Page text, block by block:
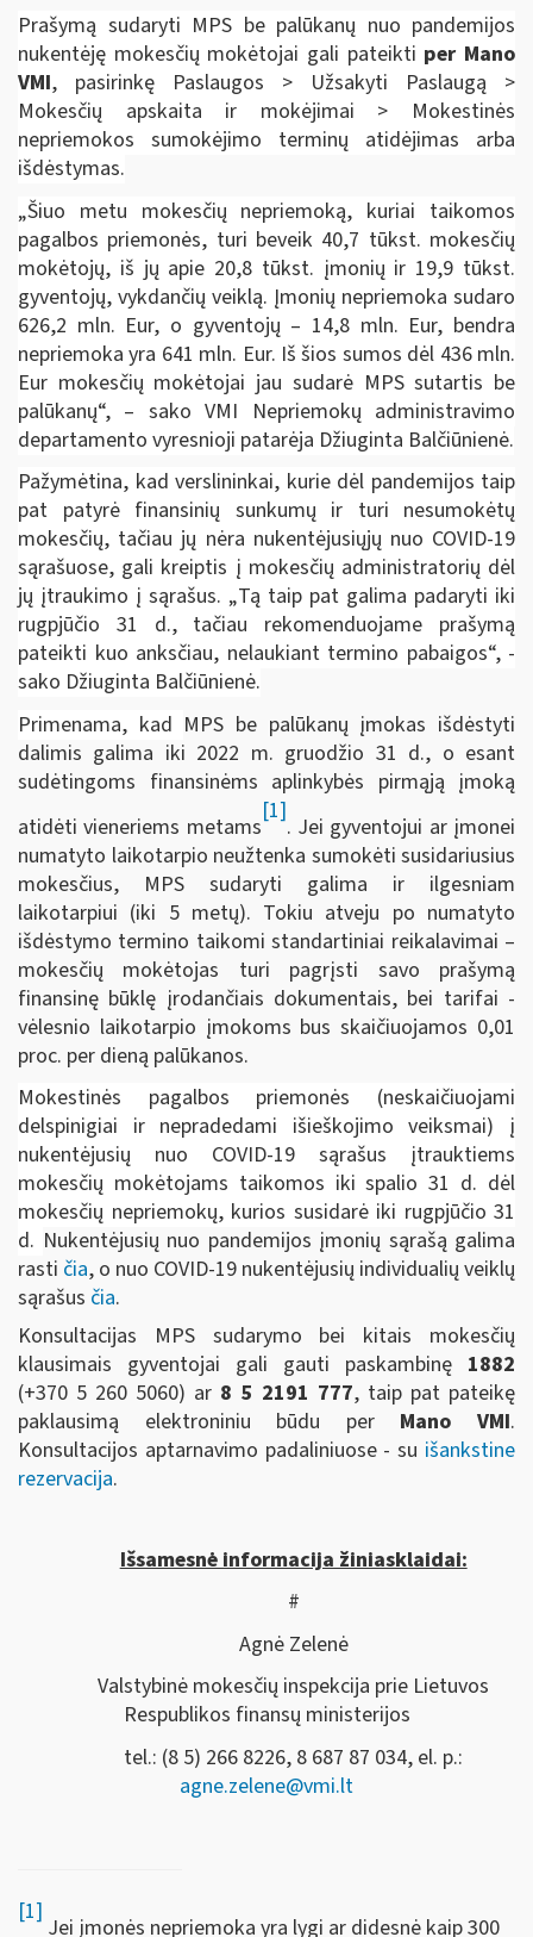
Prašymą sudaryti MPS be palūkanų nuo pandemijos
nukentėję mokesčių mokėtojai gali pateikti per Mano
VMI, pasirinkę Paslaugos > Užsakyti Paslaugą >
Mokesčių apskaita ir mokėjimai > Mokestinės
nepriemokos sumokėjimo terminų atidėjimas arba
išdėstymas.
„Šiuo metu mokesčių nepriemoką, kuriai taikomos
pagalbos priemonės, turi beveik 40,7 tūkst. mokesčių
mokėtojų, iš jų apie 20,8 tūkst. įmonių ir 19,9 tūkst.
gyventojų, vykdančių veiklą. Įmonių nepriemoka sudaro
626,2 mln. Eur, o gyventojų – 14,8 mln. Eur, bendra
nepriemoka yra 641 mln. Eur. Iš šios sumos dėl 436 mln.
Eur mokesčių mokėtojai jau sudarė MPS sutartis be
palūkanų“, – sako VMI Nepriemokų administravimo
departamento vyresnioji patarėja Džiuginta Balčiūnienė.
Pažymėtina, kad verslininkai, kurie dėl pandemijos taip
pat patyrė finansinių sunkumų ir turi nesumokėtų
mokesčių, tačiau jų nėra nukentėjusiųjų nuo COVID-19
sąrašuose, gali kreiptis į mokesčių administratorių dėl
jų įtraukimo į sąrašus. „Tą taip pat galima padaryti iki
rugpjūčio 31 d., tačiau rekomenduojame prašymą
pateikti kuo anksčiau, nelaukiant termino pabaigos“, -
sako Džiuginta Balčiūnienė.
Primenama, kad MPS be palūkanų įmokas išdėstyti
dalimis galima iki 2022 m. gruodžio 31 d., o esant
sudėtingoms finansinėms aplinkybės pirmąją įmoką
atidėti vieneriems metams
[1]
. Jei gyventojui ar įmonei
numatyto laikotarpio neužtenka sumokėti susidariusius
mokesčius, MPS sudaryti galima ir ilgesniam
laikotarpiui (iki 5 metų). Tokiu atveju po numatyto
išdėstymo termino taikomi standartiniai reikalavimai –
mokesčių mokėtojas turi pagrįsti savo prašymą
finansinę būklę įrodančiais dokumentais, bei tarifai -
vėlesnio laikotarpio įmokoms bus skaičiuojamos 0,01
proc. per dieną palūkanos.
Mokestinės pagalbos priemonės (neskaičiuojami
delspinigiai ir nepradedami išieškojimo veiksmai) į
nukentėjusių nuo COVID-19 sąrašus įtrauktiems
mokesčių mokėtojams taikomos iki spalio 31 d. dėl
mokesčių nepriemokų, kurios susidarė iki rugpjūčio 31
d. Nukentėjusių nuo pandemijos įmonių sąrašą galima
rasti čia, o nuo COVID-19 nukentėjusių individualių veiklų
sąrašus čia.
Konsultacijas MPS sudarymo bei kitais mokesčių
klausimais gyventojai gali gauti paskambinę 1882
(+370 5 260 5060) ar 8 5 2191 777, taip pat pateikę
paklausimą elektroniniu būdu per Mano VMI.
Konsultacijos aptarnavimo padaliniuose - su išankstine
rezervacija.
Išsamesnė informacija žiniasklaidai:
#
Agnė Zelenė
Valstybinė mokesčių inspekcija prie Lietuvos
Respublikos finansų ministerijos
tel.: (8 5) 266 8226, 8 687 87 034, el. p.:
agne.zelene@vmi.lt
[1]
Jei įmonės nepriemoka yra lygi ar didesnė kaip 300